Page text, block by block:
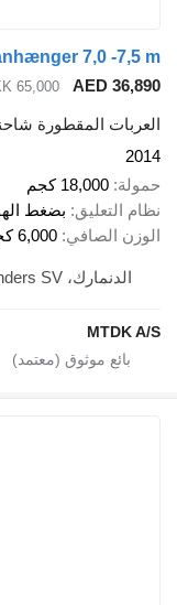
7,0 -7,5 m
AED 36,890
65,000
العربات المقطورة
2014
حمولة 18,000 كجم
نظام التعليق بضغط
الوزن الصافي 6,000 كجم
الدنمارك، Randers SV
MTDK A/S